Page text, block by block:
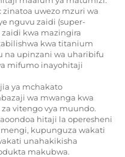
zinatoa uwezo mzuri wa
nguvu zaidi (super-
kwa mazingira
kwa titanium
na upinzani wa uharibifu
mifumo inayohitaji
ya mchakato
wa mwanga kwa
vitengo vya muundo.
hitaji la operesheni
kupunguza wakati
unahakikisha
makubwa.